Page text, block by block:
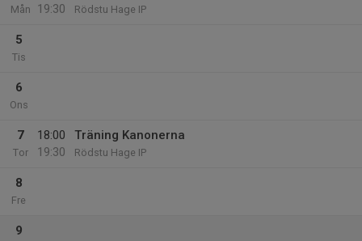
Mån
19:30
Rödstu Hage IP
5
Tis
6
Ons
7
Tor
18:00
19:30
Träning Kanonerna
Rödstu Hage IP
8
Fre
9